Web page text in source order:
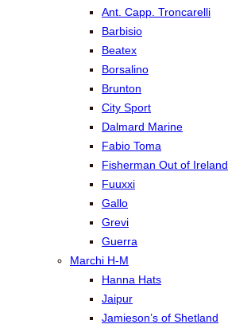
Ant. Capp. Troncarelli
Barbisio
Beatex
Borsalino
Brunton
City Sport
Dalmard Marine
Fabio Toma
Fisherman Out of Ireland
Fuuxxi
Gallo
Grevi
Guerra
Marchi H-M
Hanna Hats
Jaipur
Jamieson’s of Shetland